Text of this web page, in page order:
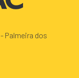
Palmeira dos